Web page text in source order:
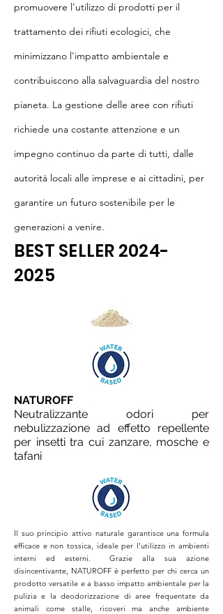
promuovere l'utilizzo di prodotti per il
trattamento dei rifiuti ecologici, che
minimizzano l'impatto ambientale e
contribuiscono alla salvaguardia del nostro
pianeta. La gestione delle aree con rifiuti
richiede una costante attenzione e un
impegno continuo da parte di tutti, dalle
autorità locali alle imprese e ai cittadini, per
garantire un futuro sostenibile per le
generazioni a venire.
BEST SELLER 2024-
2025
NATUROFF
Neutralizzante odori per
nebulizzazione ad effetto repellente
per insetti tra cui zanzare, mosche e
tafani
Il suo principio attivo naturale garantisce una formula
efficace e non tossica, ideale per l'utilizzo in ambienti
interni ed esterni. Grazie alla sua azione
disincentivante, NATUROFF è perfetto per chi cerca un
prodotto versatile e a basso impatto ambientale per la
pulizia e la deodorizzazione di aree frequentate da
animali come stalle, ricoveri ma anche ambiente